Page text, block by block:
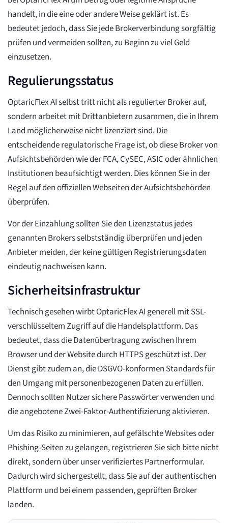
handelt, in die eine oder andere Weise geklärt ist. Es
bedeutet jedoch, dass Sie jede Brokerverbindung sorgfältig
prüfen und vermeiden sollten, zu Beginn zu viel Geld
einzusetzen.
Regulierungsstatus
OptaricFlex AI selbst tritt nicht als regulierter Broker auf,
sondern arbeitet mit Drittanbietern zusammen, die in Ihrem
Land möglicherweise nicht lizenziert sind. Die
entscheidende regulatorische Frage ist, ob diese Broker von
Aufsichtsbehörden wie der FCA, CySEC, ASIC oder ähnlichen
Institutionen beaufsichtigt werden. Dies können Sie in der
Regel auf den offiziellen Webseiten der Aufsichtsbehörden
überprüfen.
Vor der Einzahlung sollten Sie den Lizenzstatus jedes
genannten Brokers selbstständig überprüfen und jeden
Anbieter meiden, der keine gültigen Registrierungsdaten
eindeutig nachweisen kann.
Sicherheitsinfrastruktur
Technisch gesehen wirbt OptaricFlex AI generell mit SSL-
verschlüsseltem Zugriff auf die Handelsplattform. Das
bedeutet, dass die Datenübertragung zwischen Ihrem
Browser und der Website durch HTTPS geschützt ist. Der
Dienst gibt zudem an, die DSGVO-konformen Standards für
den Umgang mit personenbezogenen Daten zu erfüllen.
Dennoch sollten Nutzer sichere Passwörter verwenden und
die angebotene Zwei-Faktor-Authentifizierung aktivieren.
Um das Risiko zu minimieren, auf gefälschte Websites oder
Phishing-Seiten zu gelangen, registrieren Sie sich bitte nicht
direkt, sondern über unser verifiziertes Partnerformular.
Dadurch wird sichergestellt, dass Sie auf der authentischen
Plattform und bei einem passenden, geprüften Broker
landen.